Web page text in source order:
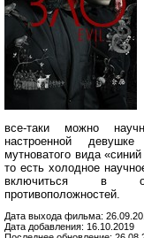
все-таки можно
настроенной
мутноватого вида
то есть холодное
включиться в
противоположностей.
Дата выхода фильма:
Дата добавления: 16.10.2019